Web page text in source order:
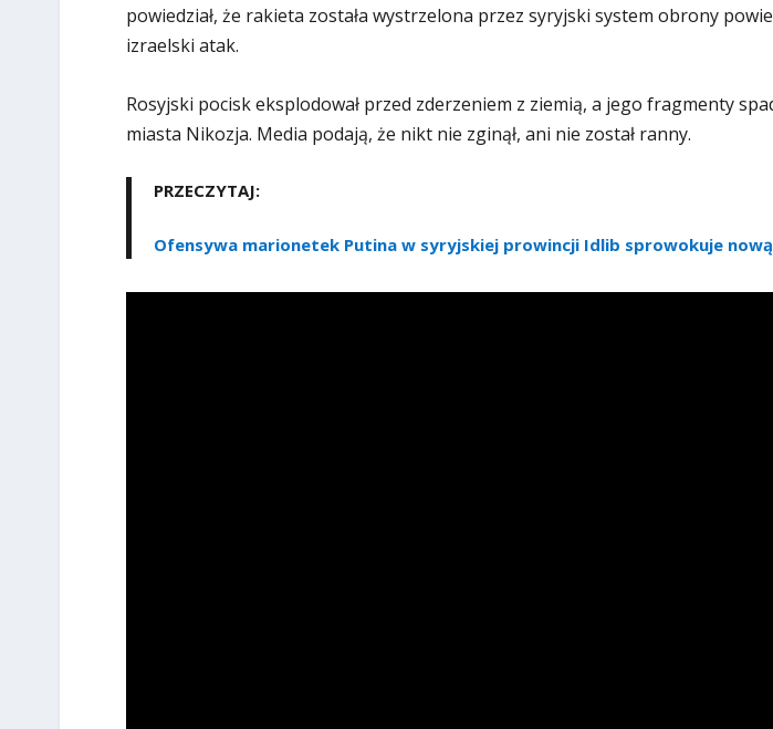
powiedział, że rakieta została wystrzelona przez syryjski system obrony
izraelski atak.
Rosyjski pocisk eksplodował przed zderzeniem z ziemią, a jego fragmenty
miasta Nikozja. Media podają, że nikt nie zginął, ani nie został ranny.
PRZECZYTAJ:
Ofensywa marionetek Putina w syryjskiej prowincji Idlib sprowokuje